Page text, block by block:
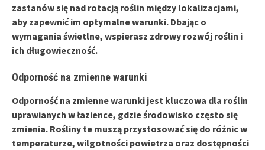
zastanów się nad rotacją roślin między lokalizacjami,
aby zapewnić im optymalne warunki. Dbając o
wymagania świetlne, wspierasz zdrowy rozwój roślin i
ich długowieczność.
Odporność na zmienne warunki
Odporność na zmienne warunki jest kluczowa dla roślin
uprawianych w łazience, gdzie środowisko często się
zmienia. Rośliny te muszą przystosować się do różnic w
temperaturze, wilgotności powietrza oraz dostępności